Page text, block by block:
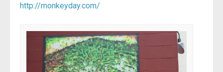
http://monkeyday.com/